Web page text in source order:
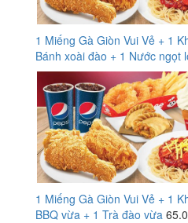
1 Miếng Gà Giòn Vui Vẻ + 1
Bánh xoài đào + 1 Nước ngọt
1 Miếng Gà Giòn Vui Vẻ + 1
BBQ vừa + 1 Trà đào vừa